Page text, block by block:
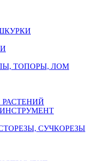
ТОПОРЫ, ЛОМ
РАСТЕНИЙ
СУЧКОРЕЗЫ